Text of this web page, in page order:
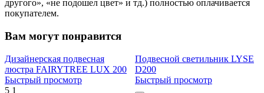
другого», «не подошел цвет» и тд.) полностью оплачивается
покупателем.
Вам могут понравится
Дизайнерская подвесная
люстра FAIRYTREE LUX 200
Быстрый просмотр
5 1
Подвесной светильник LYSE
D200
Быстрый просмотр